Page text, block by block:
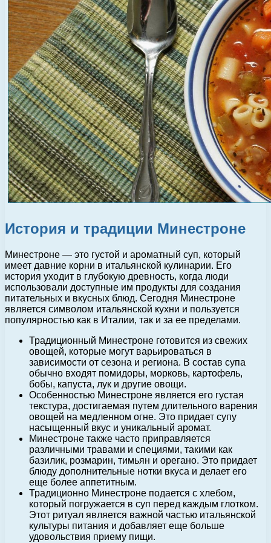
История и традиции Минестроне
Минестроне — это густой и ароматный суп, который
имеет давние корни в итальянской кулинарии. Его
история уходит в глубокую древность, когда люди
использовали доступные им продукты для создания
питательных и вкусных блюд. Сегодня Минестроне
является символом итальянской кухни и пользуется
популярностью как в Италии, так и за ее пределами.
Традиционный Минестроне готовится из свежих
овощей, которые могут варьироваться в
зависимости от сезона и региона. В состав супа
обычно входят помидоры, морковь, картофель,
бобы, капуста, лук и другие овощи.
Особенностью Минестроне является его густая
текстура, достигаемая путем длительного варения
овощей на медленном огне. Это придает супу
насыщенный вкус и уникальный аромат.
Минестроне также часто приправляется
различными травами и специями, такими как
базилик, розмарин, тимьян и орегано. Это придает
блюду дополнительные нотки вкуса и делает его
еще более аппетитным.
Традиционно Минестроне подается с хлебом,
который погружается в суп перед каждым глотком.
Этот ритуал является важной частью итальянской
культуры питания и добавляет еще больше
удовольствия приему пищи.